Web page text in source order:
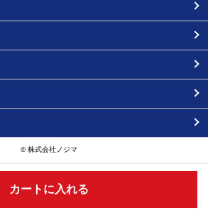
カートに入れる
© 株式会社ノジマ